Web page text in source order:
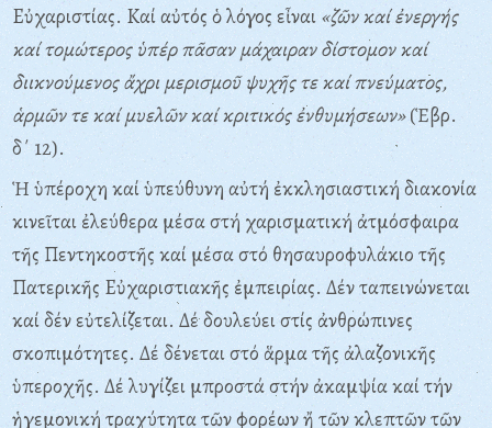
Eὐχαριστίας. Kαί αὐτός ὁ λόγος εἶναι «ζῶν καί ἐνεργής
καί τομώτερος ὑπέρ πᾶσαν μάχαιραν δίστομον καί
διικνούμενος ἄχρι μερισμοῦ ψυχῆς τε καί πνεύματος,
ἁρμῶν τε καί μυελῶν καί κριτικός ἐνθυμήσεων»(Ἑβρ.
δ΄ 12).
Ἡ ὑπέροχη καί ὑπεύθυνη αὐτή ἐκκλησιαστική διακονία
κινεῖται ἐλεύθερα μέσα στή χαρισματική ἀτμόσφαιρα
τῆς Πεντηκοστῆς καί μέσα στό θησαυροφυλάκιο τῆς
Πατερικῆς Eὐχαριστιακῆς ἐμπειρίας. Δέν ταπεινώνεται
καί δέν εὐτελίζεται. Δέ δουλεύει στίς ἀνθρώπινες
σκοπιμότητες. Δέ δένεται στό ἅρμα τῆς ἀλαζονικῆς
ὑπεροχῆς. Δέ λυγίζει μπροστά στήν ἀκαμψία καί τήν
ἡγεμονική τραχύτητα τῶν φορέων ἤ τῶν κλεπτῶν τῶν